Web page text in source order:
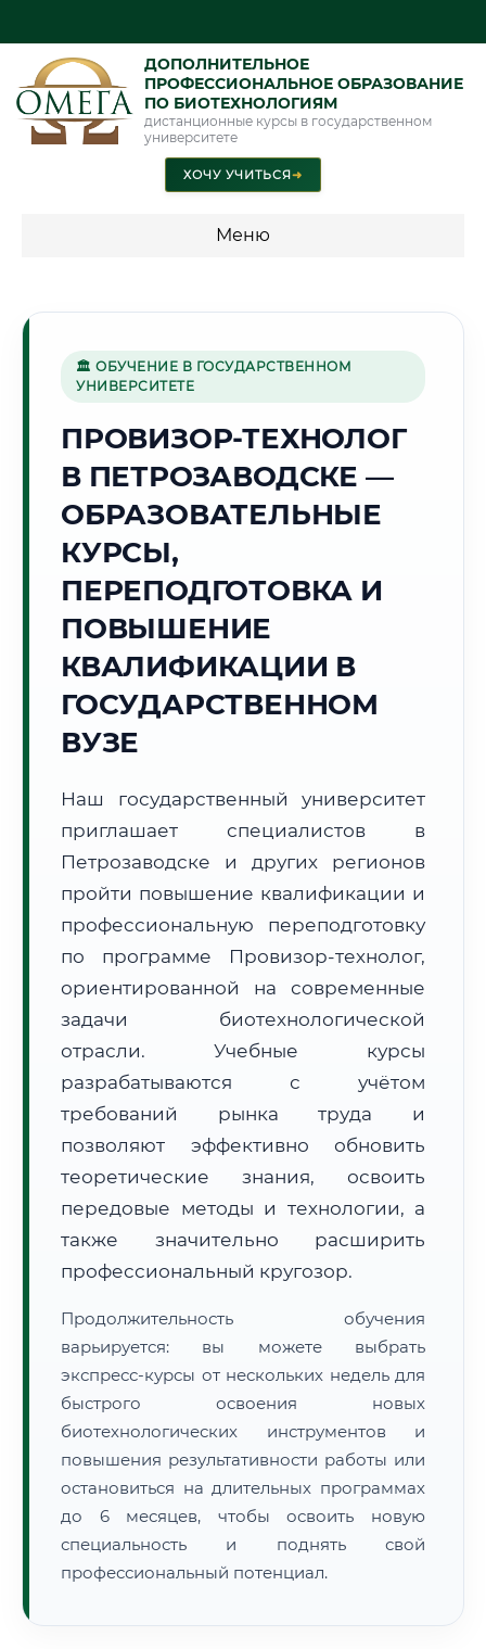
ДОПОЛНИТЕЛЬНОЕ
ПРОФЕССИОНАЛЬНОЕ ОБРАЗОВАНИЕ
ПО БИОТЕХНОЛОГИЯМ
дистанционные курсы в государственном
университете
ХОЧУ УЧИТЬСЯ➜
Меню
🌲
Г. ПЕТРОЗАВОДСК
Точное местное время:
16:52:03
Воскресенье, 9 Августа
2026 г.
Погода в г. Петрозаводск:🌤️ +19°C
🌅 Восход:04:32 🌇 Закат:
📍 Региональная справка
Почтовые индексы:
Часовой пояс:
МСК (UTC+3)
Формат учебы:
Дистанционно
🗺️ Зона обслуживания: г. Петрозаводск
Расчет логистики оригиналов:
• Маршрут транзита:~2 853 км
• Экспресс-доставка СДЭК / Почтой: 4–6 рабочих дней
📜 Документы и аккредитация ФИС ФРДО
Нажмите на документ для увеличения и просмотра
🏛 ОБУЧЕНИЕ В ГОСУДАРСТВЕННОМ
УНИВЕРСИТЕТЕ
ПРОВИЗОР-ТЕХНОЛОГ
В ПЕТРОЗАВОДСКЕ —
ОБРАЗОВАТЕЛЬНЫЕ
КУРСЫ,
ПЕРЕПОДГОТОВКА И
ПОВЫШЕНИЕ
КВАЛИФИКАЦИИ В
ГОСУДАРСТВЕННОМ
ВУЗЕ
Наш государственный университет
приглашает специалистов в
Петрозаводске и других регионов
пройти повышение квалификации и
профессиональную переподготовку
по программе Провизор-технолог,
ориентированной на современные
задачи биотехнологической
отрасли. Учебные курсы
разрабатываются с учётом
требований рынка труда и
позволяют эффективно обновить
теоретические знания, освоить
передовые методы и технологии, а
также значительно расширить
профессиональный кругозор.
Продолжительность обучения
варьируется: вы можете выбрать
экспресс-курсы от нескольких недель для
быстрого освоения новых
биотехнологических инструментов и
повышения результативности работы или
остановиться на длительных программах
до 6 месяцев, чтобы освоить новую
специальность и поднять свой
профессиональный потенциал.